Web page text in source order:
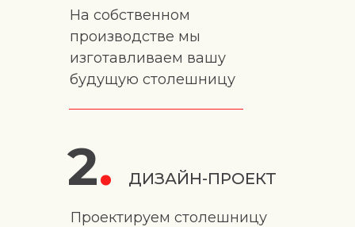
Проектируем столешницу
На собственном
производстве мы
изготавливаем вашу
будущую столешницу
ДИЗАЙН-ПРОЕКТ
2.